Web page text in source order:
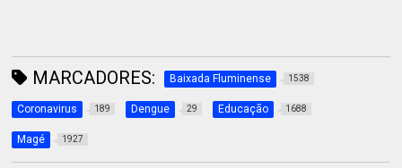
MARCADORES: Baixada Fluminense 1538
Coronavirus 189 Dengue 29 Educação 1688
Magé 1927